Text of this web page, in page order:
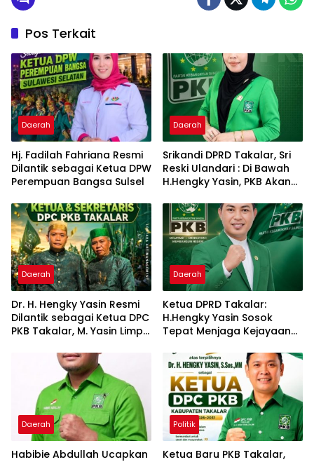
Pos Terkait
Daerah
Hj. Fadilah Fahriana Resmi
Dilantik sebagai Ketua DPW
Perempuan Bangsa Sulsel
Daerah
Srikandi DPRD Takalar, Sri
Reski Ulandari : Di Bawah
H.Hengky Yasin, PKB Akan
Dekat dengan Rakyat
Daerah
Dr. H. Hengky Yasin Resmi
Dilantik sebagai Ketua DPC
PKB Takalar, M. Yasin Limpo
Daerah
Ketua DPRD Takalar:
H.Hengky Yasin Sosok
Tepat Menjaga Kejayaan
Panrannuangku
Daerah
Habibie Abdullah Ucapkan
Politik
Ketua Baru PKB Takalar,